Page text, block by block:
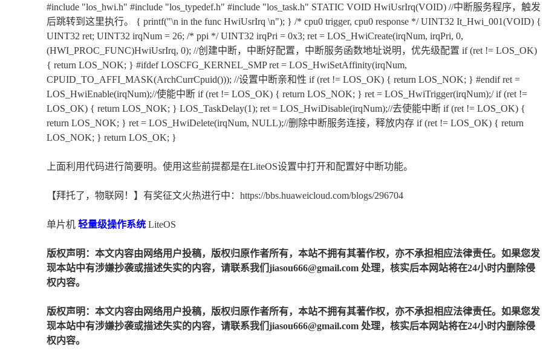
#include "los_hwi.h" #include "los_typedef.h" #include "los_task.h" STATIC VOID HwiUsrIrq(VOID) //中断服务程序，触发
后跳转到这里执行。 { printf("\n in the func HwiUsrIrq \n"); } /* cpu0 trigger, cpu0 response */ UINT32 It_Hwi_001(VOID) {
UINT32 ret; UINT32 irqNum = 26; /* ppi */ UINT32 irqPri = 0x3; ret = LOS_HwiCreate(irqNum, irqPri, 0,
(HWI_PROC_FUNC)HwiUsrIrq, 0); //创建中断，中断好配置，中断服务函数地址说明，优先级配置 if (ret != LOS_OK)
{ return LOS_NOK; } #ifdef LOSCFG_KERNEL_SMP ret = LOS_HwiSetAffinity(irqNum,
CPUID_TO_AFFI_MASK(ArchCurrCpuid())); //设置中断亲和性 if (ret != LOS_OK) { return LOS_NOK; } #endif ret =
LOS_HwiEnable(irqNum);//使能中断 if (ret != LOS_OK) { return LOS_NOK; } ret = LOS_HwiTrigger(irqNum);/ if (ret !=
LOS_OK) { return LOS_NOK; } LOS_TaskDelay(1); ret = LOS_HwiDisable(irqNum);//去使能中断 if (ret != LOS_OK) {
return LOS_NOK; } ret = LOS_HwiDelete(irqNum, NULL);//删除中断服务连接，释放内存 if (ret != LOS_OK) { return
LOS_NOK; } return LOS_OK; }
上面利用代码进行简要明。使用这些前提都是在LiteOS设置中打开和配置好中断功能。
【拜托了，物联网！】有奖征文火热进行中：https://bbs.huaweicloud.com/blogs/296704
单片机 轻量级操作系统 LiteOS
版权声明：本文内容由网络用户投稿，版权归原作者所有，本站不拥有其著作权，亦不承担相应法律责任。如果您发
现本站中有涉嫌抄袭或描述失实的内容，请联系我们jiasou666@gmail.com 处理，核实后本网站将在24小时内删除侵
权内容。
版权声明：本文内容由网络用户投稿，版权归原作者所有，本站不拥有其著作权，亦不承担相应法律责任。如果您发
现本站中有涉嫌抄袭或描述失实的内容，请联系我们jiasou666@gmail.com 处理，核实后本网站将在24小时内删除侵
权内容。